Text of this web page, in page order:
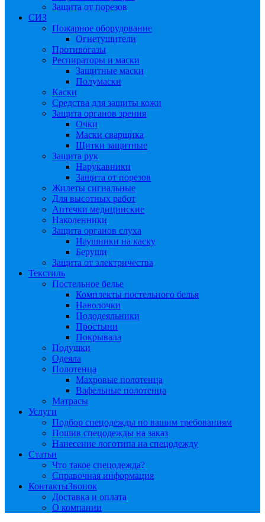
Защита от порезов
СИЗ
Пожарное оборудование
Огнетушители
Противогазы
Респираторы и маски
Защитные маски
Полумаски
Каски
Средства для защиты кожи
Защита органов зрения
Очки
Маски сварщика
Щитки защитные
Защита рук
Нарукавники
Защита от порезов
Жилеты сигнальные
Для высотных работ
Аптечки медицинские
Наколенники
Защита органов слуха
Наушники на каску
Беруши
Защита от электричества
Текстиль
Постельное белье
Комплекты постельного белья
Наволочки
Пододеяльники
Простыни
Покрывала
Подушки
Одеяла
Полотенца
Махровые полотенца
Вафельные полотенца
Матрасы
Услуги
Подбор спецодежды по вашим требованиям
Пошив спецодежды на заказ
Нанесение логотипа на спецодежду
Статьи
Что такое спецодежда?
Справочная информация
КонтактыЗвонок
Доставка и оплата
О компании